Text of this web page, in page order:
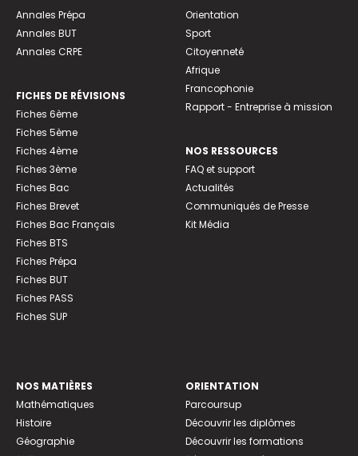
Annales Prépa
Annales BUT
Annales CRPE
FICHES DE RÉVISIONS
Fiches 6ème
Fiches 5ème
Fiches 4ème
Fiches 3ème
Fiches Bac
Fiches Brevet
Fiches Bac Français
Fiches BTS
Fiches Prépa
Fiches BUT
Fiches PASS
Fiches SUP
Orientation
Sport
Citoyenneté
Afrique
Francophonie
Rapport - Entreprise à mission
NOS RESSOURCES
FAQ et support
Actualités
Communiqués de Presse
Kit Média
NOS MATIÈRES
Mathématiques
Histoire
Géographie
ORIENTATION
Parcoursup
Découvrir les diplômes
Découvrir les formations